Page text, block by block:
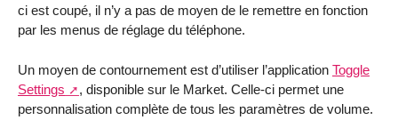
ci est coupé, il n’y a pas de moyen de le remettre en fonction
par les menus de réglage du téléphone.
Un moyen de contournement est d’utiliser l’application Toggle
Settings
, disponible sur le Market. Celle-ci permet une
personnalisation complète de tous les paramètres de volume.